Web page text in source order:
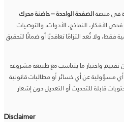
في منصةالصفحة الواحدة – حاضنة محرك
فحص الأفكار، النماذج، الأدوات، والتوصيات
ولا تُعد التزامًا تعاقديًا أو ضمانًا لتحقيق
واختيار ما يتناسب مع طبيعة مشروعه
أي مسؤولية عن أي خسائر أو مطالبات قانونية
قابلة للتحديث أو التعديل دون إشعار
Disclaimer